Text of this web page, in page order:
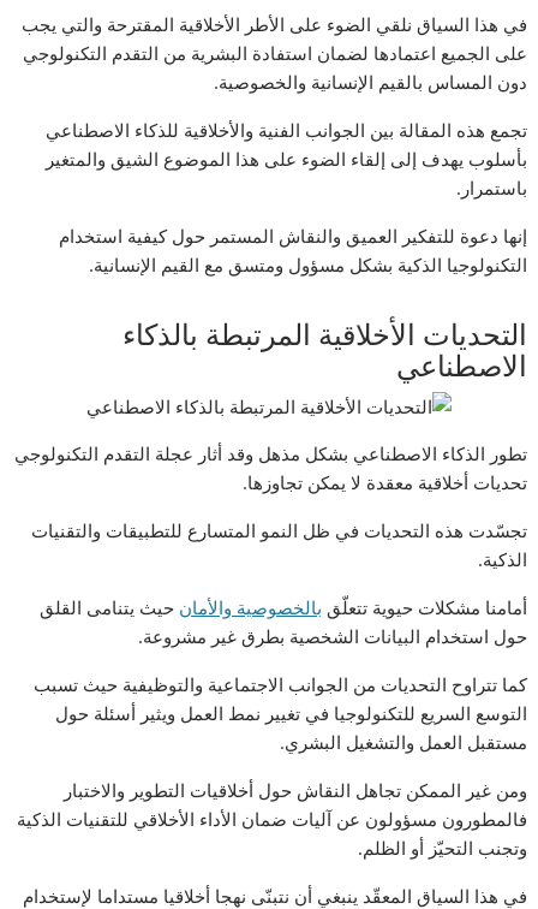
في هذا السياق نلقي الضوء على الأطر الأخلاقية المقترحة والتي يجب
على الجميع اعتمادها لضمان استفادة البشرية من التقدم التكنولوجي
دون المساس بالقيم الإنسانية والخصوصية.
تجمع هذه المقالة بين الجوانب الفنية والأخلاقية للذكاء الاصطناعي
بأسلوب يهدف إلى إلقاء الضوء على هذا الموضوع الشيق والمتغير
باستمرار.
إنها دعوة للتفكير العميق والنقاش المستمر حول كيفية استخدام
التكنولوجيا الذكية بشكل مسؤول ومتسق مع القيم الإنسانية.
التحديات الأخلاقية المرتبطة بالذكاء
الاصطناعي
تطور الذكاء الاصطناعي بشكل مذهل وقد أثار عجلة التقدم التكنولوجي
تحديات أخلاقية معقدة لا يمكن تجاوزها.
تجسّدت هذه التحديات في ظل النمو المتسارع للتطبيقات والتقنيات
الذكية.
أمامنا مشكلات حيوية تتعلّق بالخصوصية والأمان حيث يتنامى القلق
حول استخدام البيانات الشخصية بطرق غير مشروعة.
كما تتراوح التحديات من الجوانب الاجتماعية والتوظيفية حيث تسبب
التوسع السريع للتكنولوجيا في تغيير نمط العمل ويثير أسئلة حول
مستقبل العمل والتشغيل البشري.
ومن غير الممكن تجاهل النقاش حول أخلاقيات التطوير والاختبار
فالمطورون مسؤولون عن آليات ضمان الأداء الأخلاقي للتقنيات الذكية
وتجنب التحيّز أو الظلم.
في هذا السياق المعقّد ينبغي أن نتبنّى نهجا أخلاقيا مستداما لإستخدام